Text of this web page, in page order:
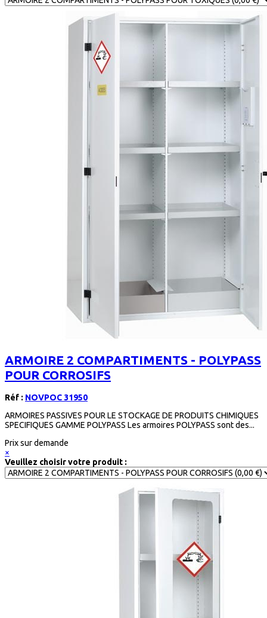
ARMOIRE 2 COMPARTIMENTS - POLYPASS
POUR CORROSIFS
Réf : NOVPOC 31950
ARMOIRES PASSIVES POUR LE STOCKAGE DE PRODUITS CHIMIQUES
SPECIFIQUES GAMME POLYPASS Les armoires POLYPASS sont des...
Prix sur demande
×
Veuillez choisir votre produit :